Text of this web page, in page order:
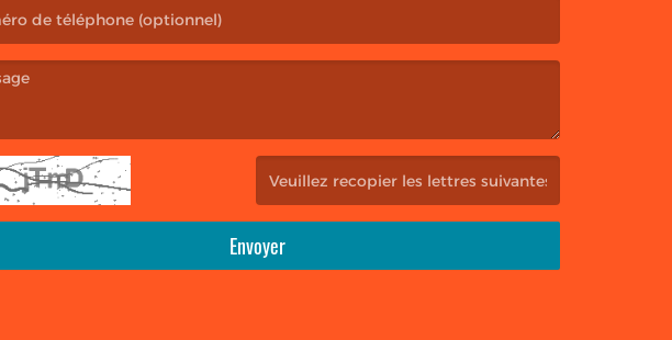
Envoyer